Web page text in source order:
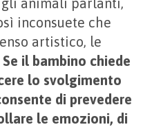
inconsuete che
artistico, le
Se il bambino chiede
lo svolgimento
di prevedere
le emozioni, di